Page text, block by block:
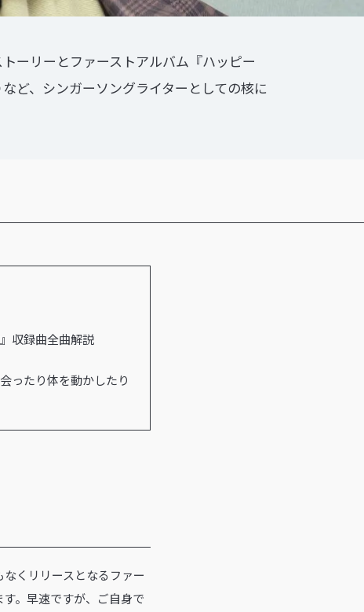
ーリーとファーストアルバム『ハッピー
ど、シンガーソングライターとしての核に
収録曲全曲解説
ったり体を動かしたり
なくリリースとなるファー
。早速ですが、ご自身で